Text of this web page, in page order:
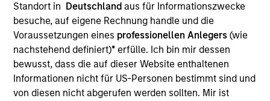
Standort in Deutschland aus für Informationszwecke
besuche, auf eigene Rechnung handle und die
Voraussetzungen eines professionellen Anlegers(wie
nachstehend definiert)* erfülle. Ich bin mir dessen
bewusst, dass die auf dieser Website enthaltenen
Informationen nicht für US-Personen bestimmt sind und
von diesen nicht abgerufen werden sollten. Mir ist
Eaton Vance Equity Team
Lee is an Executive Director of Morgan Stanley and
the Head of the Eaton Vance Equity Trade
Implementation team. He is responsible for